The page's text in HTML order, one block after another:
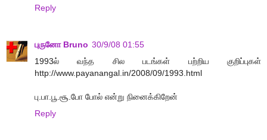
Reply
புருனோ Bruno 30/9/08 01:55
1993ல் வந்த சில படங்கள் பற்றிய குறிப்புகள்
http://www.payanangal.in/2008/09/1993.html
பு.பா.பூ.சூ.போ போல் என்று நினைக்கிறேன்
Reply